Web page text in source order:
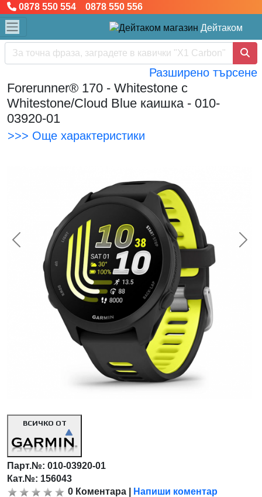
0878 550 554 0878 550 556
Дейтаком
Разширено търсене
Forerunner® 170 - Whitestone с
Whitestone/Cloud Blue каишка - 010-
03920-01
>>> Още характеристики
<< Предишна
ВСИЧКО ОТ
Парт.№:010-03920-01
Кат.№: 156043
0 Коментара Напиши коментар